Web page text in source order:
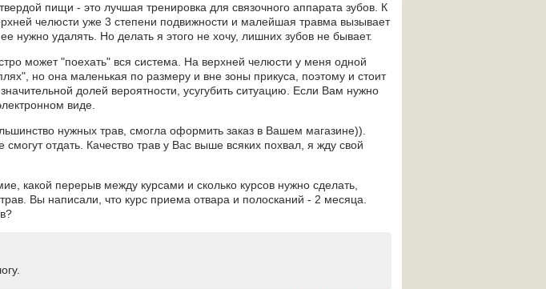
пищи - это лучшая тренировка для связочного аппарата зубов. К
челюсти уже 3 степени подвижности и малейшая травма вызывает
нужно удалять. Но делать я этого не хочу, лишних зубов не бывает.
может "поехать" вся система. На верхней челюсти у меня одной
но она маленькая по размеру и вне зоны прикуса, поэтому и стоит
долей вероятности, усугубить ситуацию. Если Вам нужно
виде.
нужных трав, смогла оформить заказ в Вашем магазине)).
отдать. Качество трав у Вас выше всяких похвал, я жду свой
какой перерыв между курсами и сколько курсов нужно сделать,
Вы написали, что курс приема отвара и полосканий - 2 месяца.